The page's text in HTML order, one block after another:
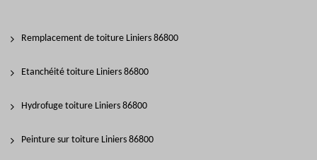
Remplacement de toiture Liniers 86800
Etanchéité toiture Liniers 86800
Hydrofuge toiture Liniers 86800
Peinture sur toiture Liniers 86800